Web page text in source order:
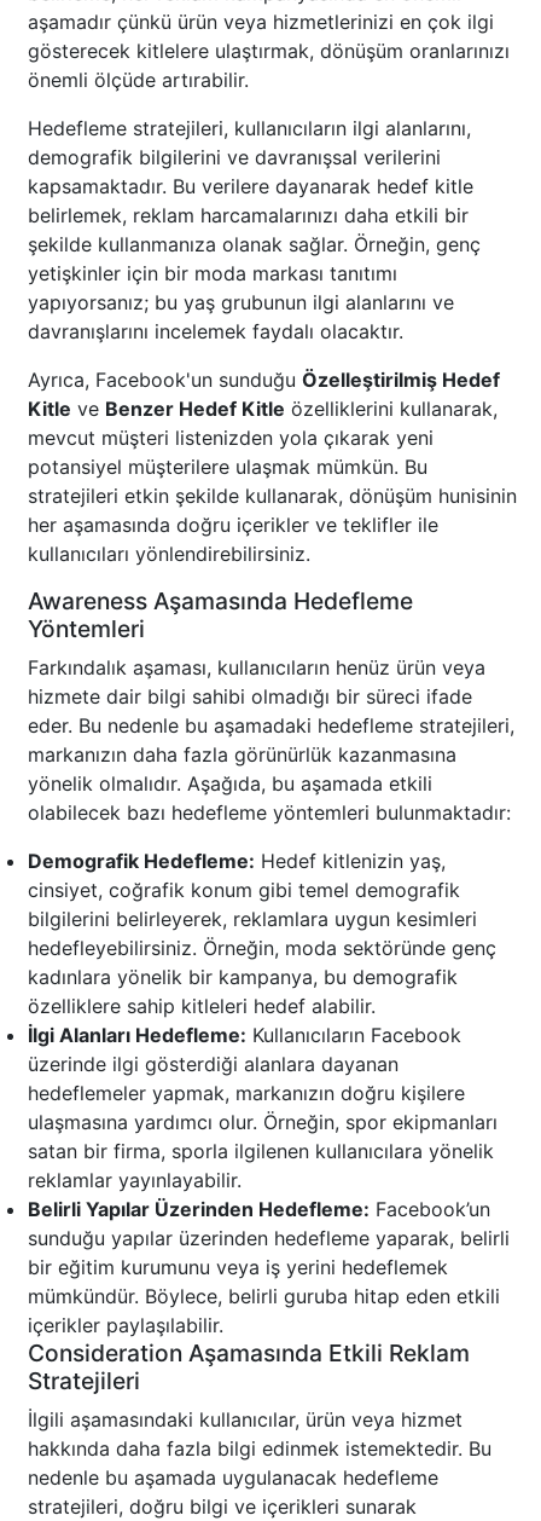
aşamadır çünkü ürün veya hizmetlerinizi en çok ilgi
gösterecek kitlelere ulaştırmak, dönüşüm oranlarınızı
önemli ölçüde artırabilir.
Hedefleme stratejileri, kullanıcıların ilgi alanlarını,
demografik bilgilerini ve davranışsal verilerini
kapsamaktadır. Bu verilere dayanarak hedef kitle
belirlemek, reklam harcamalarınızı daha etkili bir
şekilde kullanmanıza olanak sağlar. Örneğin, genç
yetişkinler için bir moda markası tanıtımı
yapıyorsanız; bu yaş grubunun ilgi alanlarını ve
davranışlarını incelemek faydalı olacaktır.
Ayrıca, Facebook'un sunduğu Özelleştirilmiş Hedef
Kitle ve Benzer Hedef Kitle özelliklerini kullanarak,
mevcut müşteri listenizden yola çıkarak yeni
potansiyel müşterilere ulaşmak mümkün. Bu
stratejileri etkin şekilde kullanarak, dönüşüm hunisinin
her aşamasında doğru içerikler ve teklifler ile
kullanıcıları yönlendirebilirsiniz.
Awareness Aşamasında Hedefleme
Yöntemleri
Farkındalık aşaması, kullanıcıların henüz ürün veya
hizmete dair bilgi sahibi olmadığı bir süreci ifade
eder. Bu nedenle bu aşamadaki hedefleme stratejileri,
markanızın daha fazla görünürlük kazanmasına
yönelik olmalıdır. Aşağıda, bu aşamada etkili
olabilecek bazı hedefleme yöntemleri bulunmaktadır:
Demografik Hedefleme: Hedef kitlenizin yaş,
cinsiyet, coğrafik konum gibi temel demografik
bilgilerini belirleyerek, reklamlara uygun kesimleri
hedefleyebilirsiniz. Örneğin, moda sektöründe genç
kadınlara yönelik bir kampanya, bu demografik
özelliklere sahip kitleleri hedef alabilir.
İlgi Alanları Hedefleme: Kullanıcıların Facebook
üzerinde ilgi gösterdiği alanlara dayanan
hedeflemeler yapmak, markanızın doğru kişilere
ulaşmasına yardımcı olur. Örneğin, spor ekipmanları
satan bir firma, sporla ilgilenen kullanıcılara yönelik
reklamlar yayınlayabilir.
Belirli Yapılar Üzerinden Hedefleme: Facebook’un
sunduğu yapılar üzerinden hedefleme yaparak, belirli
bir eğitim kurumunu veya iş yerini hedeflemek
mümkündür. Böylece, belirli guruba hitap eden etkili
içerikler paylaşılabilir.
Consideration Aşamasında Etkili Reklam
Stratejileri
İlgili aşamasındaki kullanıcılar, ürün veya hizmet
hakkında daha fazla bilgi edinmek istemektedir. Bu
nedenle bu aşamada uygulanacak hedefleme
stratejileri, doğru bilgi ve içerikleri sunarak